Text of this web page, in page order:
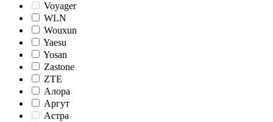
Voyager
WLN
Wouxun
Yaesu
Yosan
Zastone
ZTE
Алора
Аргут
Астра